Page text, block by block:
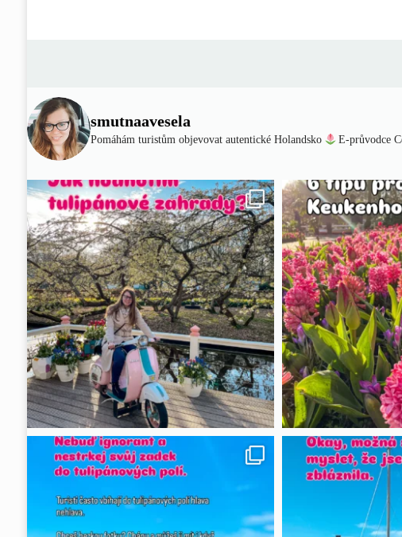
smutnaavesela
Pomáhám turistům objevovat autentické Holandsko E-průvodce